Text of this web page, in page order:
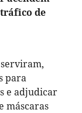
de
para
e adjudicar
máscaras